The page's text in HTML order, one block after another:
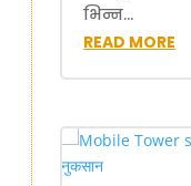
भिन्न...
READ MORE